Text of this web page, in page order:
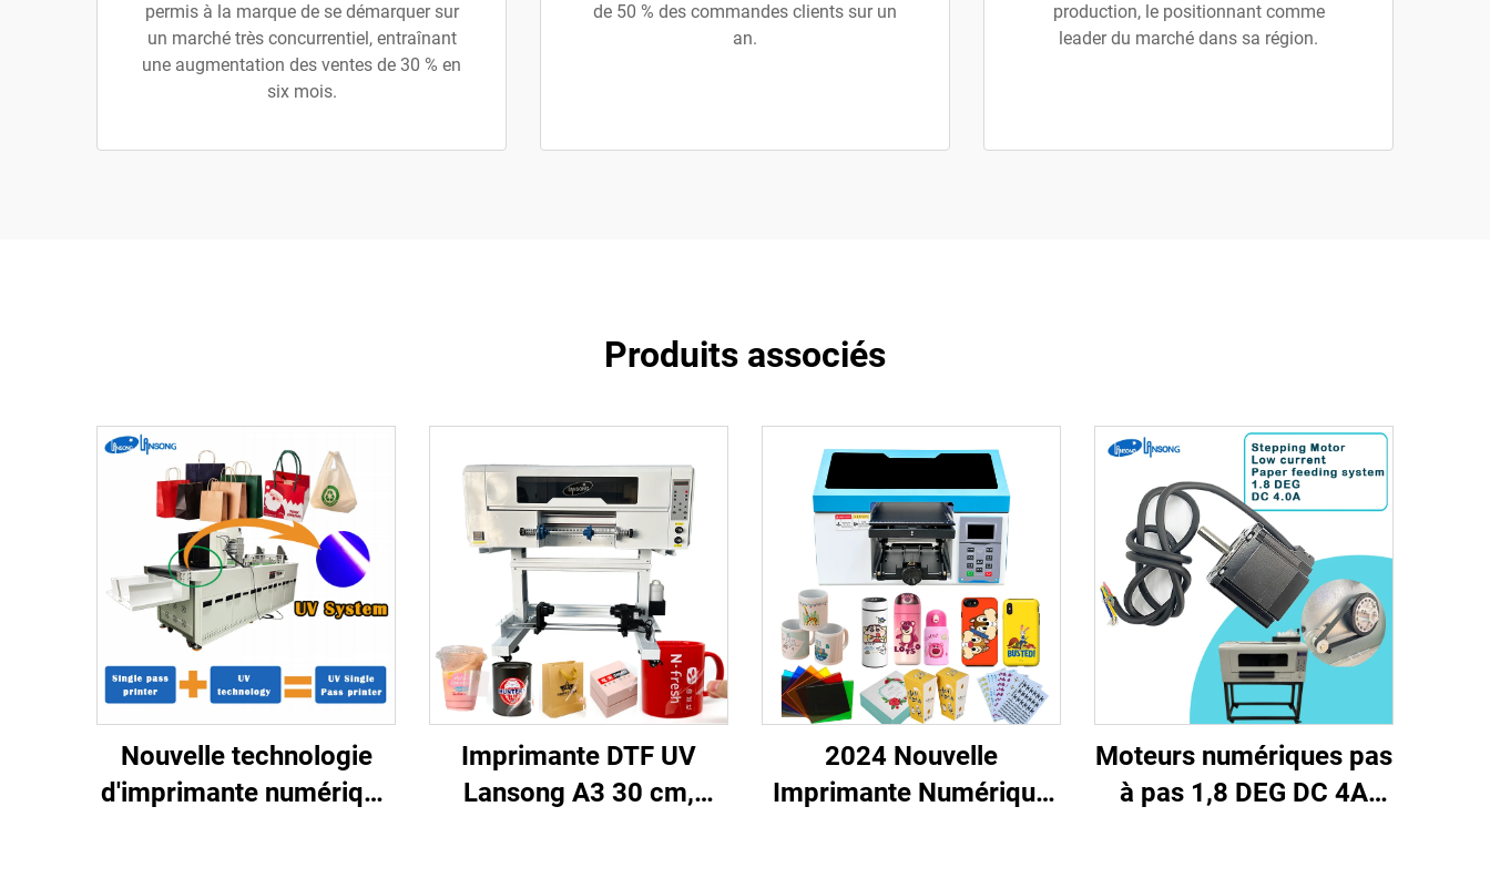
permis à la marque de se démarquer sur
un marché très concurrentiel, entraînant
une augmentation des ventes de 30 % en
six mois.
de 50 % des commandes clients sur un
an.
production, le positionnant comme
leader du marché dans sa région.
Produits associés
Nouvelle technologie
d'imprimante numérique
Imprimante DTF UV
Lansong A3 30 cm,
2024 Nouvelle
Imprimante Numérique
Moteurs numériques pas
à pas 1,8 DEG DC 4A